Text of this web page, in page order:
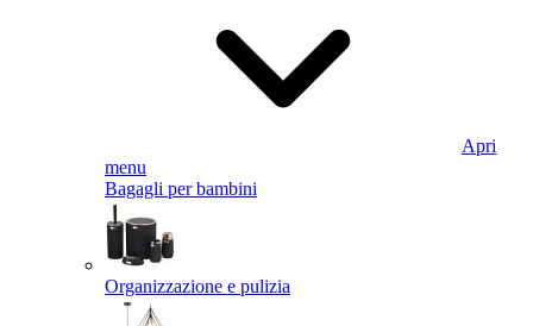
Apri
menu
Bagagli per bambini
Organizzazione e pulizia